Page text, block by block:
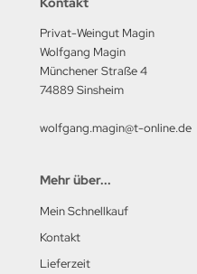
Privat-Weingut Magin
Wolfgang Magin
Münchener Straße 4
74889 Sinsheim
wolfgang.magin@t-online.de
Mehr über...
Mein Schnellkauf
Kontakt
Lieferzeit